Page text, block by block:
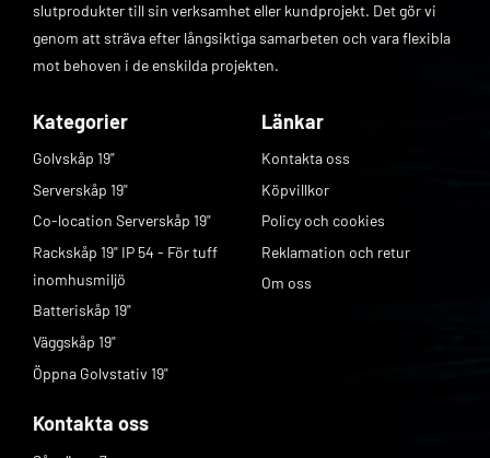
slutprodukter till sin verksamhet eller kundprojekt. Det gör vi
genom att sträva efter långsiktiga samarbeten och vara flexibla
mot behoven i de enskilda projekten.
Kategorier
Golvskåp 19"
Serverskåp 19"
Co-location Serverskåp 19"
Rackskåp 19" IP 54 - För tuff
inomhusmiljö
Batteriskåp 19"
Väggskåp 19"
Öppna Golvstativ 19"
Länkar
Kontakta oss
Köpvillkor
Policy och cookies
Reklamation och retur
Om oss
Kontakta oss